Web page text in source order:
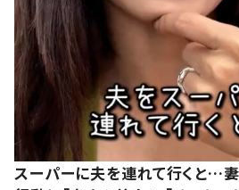
スーパーに夫を連れて行くと…妻